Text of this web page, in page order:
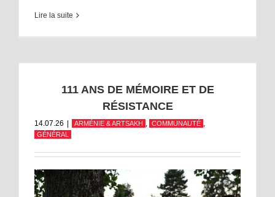
Lire la suite
111 ANS DE MÉMOIRE ET DE
RÉSISTANCE
14.07.26 ARMÉNIE & ARTSAKH , COMMUNAUTÉ ,
GÉNÉRAL